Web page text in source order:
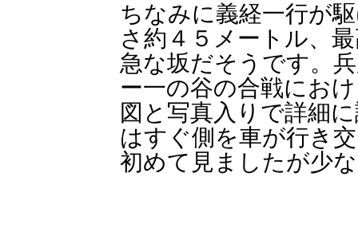
ちなみに義経一行が
さ約４５メートル、
急な坂だそうです。
ー一の谷の合戦にお
図と写真入りで詳細
はすぐ側を車が行き
初めて見ましたが少